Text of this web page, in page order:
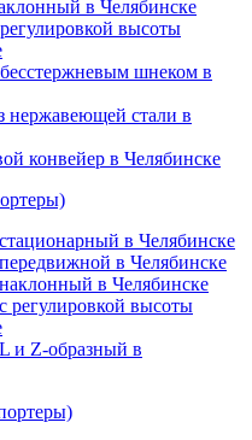
в Челябинске
высоты
шнеком в
нержавеющей стали в
конвейер в Челябинске
в Челябинске
в Челябинске
в Челябинске
регулировкой высоты
и Z-образный в